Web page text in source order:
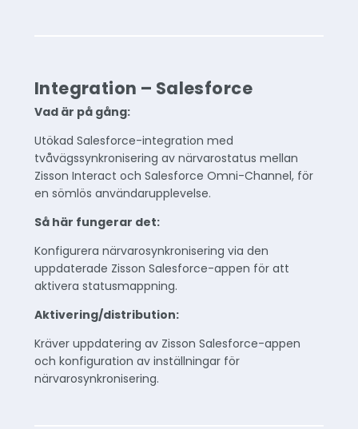
Integration – Salesforce
Vad är på gång:
Utökad Salesforce-integration med
tvåvägssynkronisering av närvarostatus mellan
Zisson Interact och Salesforce Omni-Channel, för
en sömlös användarupplevelse.
Så här fungerar det:
Konfigurera närvarosynkronisering via den
uppdaterade Zisson Salesforce-appen för att
aktivera statusmappning.
Aktivering/distribution:
Kräver uppdatering av Zisson Salesforce-appen
och konfiguration av inställningar för
närvarosynkronisering.